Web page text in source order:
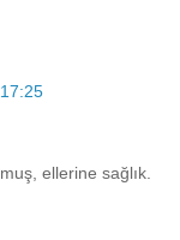
ellerine sağlık.